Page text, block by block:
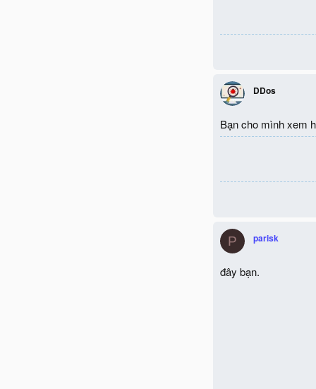
DDos
Bạn cho mình xem
P parisk
đây bạn.